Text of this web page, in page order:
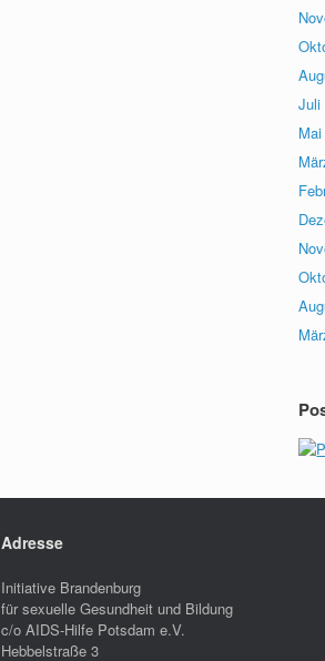
Juli
Adresse
Initiative Brandenburg
für sexuelle Gesundheit und Bildung
c/o AIDS-Hilfe Potsdam e.V.
Hebbelstraße 3